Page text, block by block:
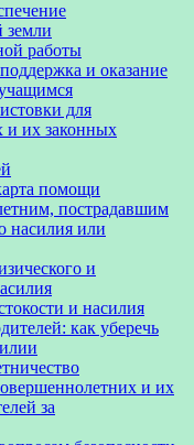
земли
работы
и оказание
для
и их законных
помощи
пострадавшим
насилия или
и
и насилия
как уберечь
и их
за